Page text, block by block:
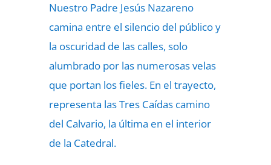
Nuestro Padre Jesús Nazareno
camina entre el silencio del público y
la oscuridad de las calles, solo
alumbrado por las numerosas velas
que portan los fieles. En el trayecto,
representa las Tres Caídas camino
del Calvario, la última en el interior
de la Catedral.